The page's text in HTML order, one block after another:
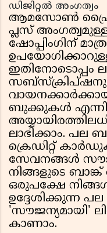
ഡിജിറ്റൽ അംഗത്വം
ആമസോൺ പ്രൈം
പ്ലസ്
ഷോപ്പിംഗിന്
ഇതിനോടൊപ്പം
ബുക്കുകൾ
ലാഭിക്കാം.
ക്രെഡിറ്റ്
സേവനങ്ങൾ
നിങ്ങളുടെ
ഒരുപക്ഷേ
ഉദ്ദേശിക്കുന്ന
'സൗജന്യമായി'
കാണാം.